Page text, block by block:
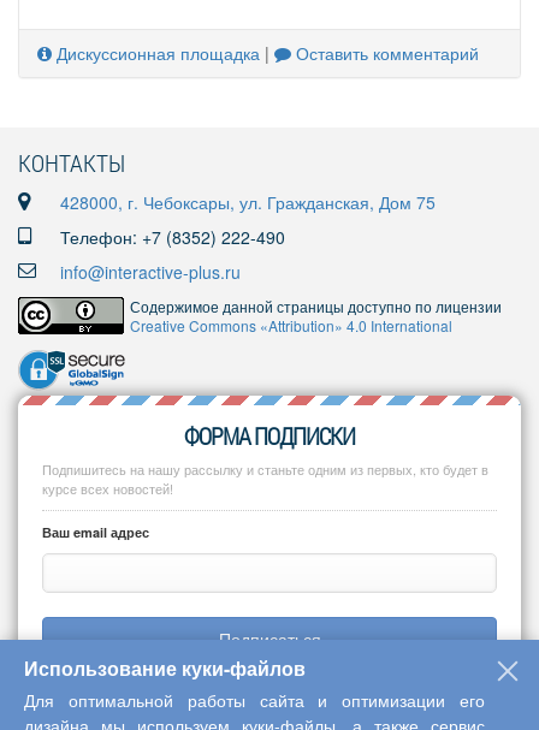
Дискуссионная площадка | Оставить комментарий
КОНТАКТЫ
428000, г. Чебоксары, ул. Гражданская, Дом 75
Телефон: +7 (8352) 222-490
info@interactive-plus.ru
Содержимое данной страницы доступно по лицензии
Creative Commons «Attribution» 4.0 International
ФОРМА ПОДПИСКИ
Подпишитесь на нашу рассылку и станьте одним из первых, кто будет в
курсе всех новостей!
Ваш email адрес
Подписаться
Использование куки-файлов
Для оптимальной работы сайта и оптимизации его
дизайна мы используем куки-файлы, а также сервис